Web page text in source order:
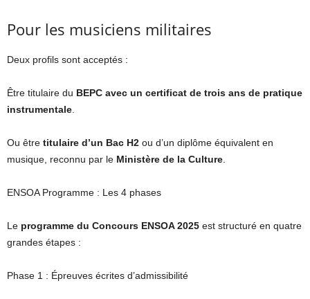
Pour les musiciens militaires
Deux profils sont acceptés :
Être titulaire du BEPC avec un certificat de trois ans de pratique
instrumentale.
Ou être titulaire d’un Bac H2 ou d’un diplôme équivalent en
musique, reconnu par le Ministère de la Culture.
ENSOA Programme : Les 4 phases
Le programme du Concours ENSOA 2025 est structuré en quatre
grandes étapes :
Phase 1 : Épreuves écrites d’admissibilité